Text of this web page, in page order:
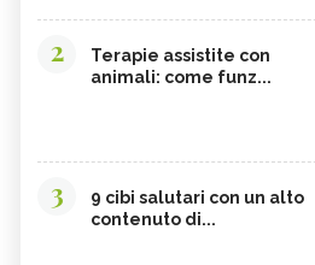
2
Terapie assistite con
animali: come funz...
3
9 cibi salutari con un alto
contenuto di...